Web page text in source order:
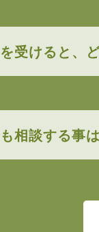
受けると、
相談する事